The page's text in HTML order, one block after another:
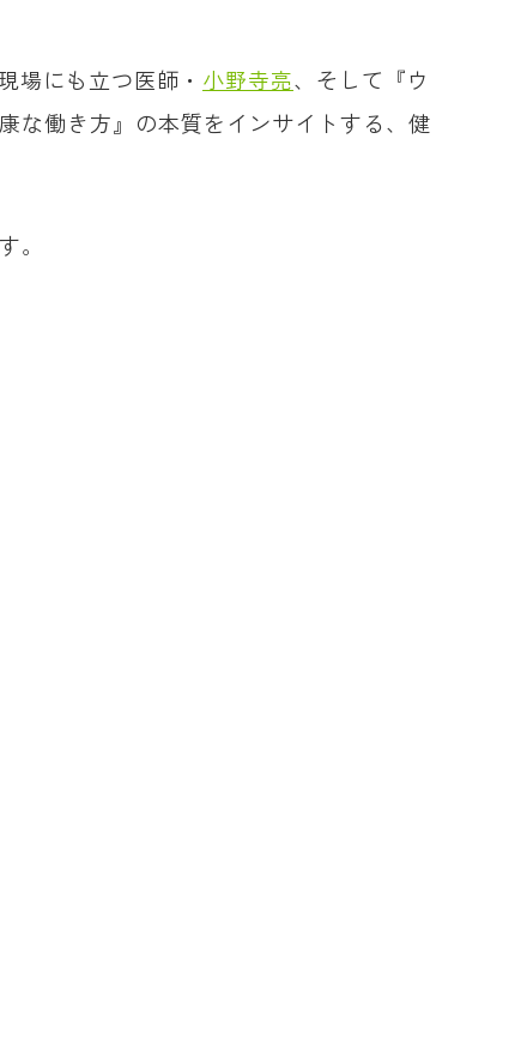
場にも立つ医師・ 小野寺亮、そして『ウ
な働き方』の本質をインサイトする、健
。